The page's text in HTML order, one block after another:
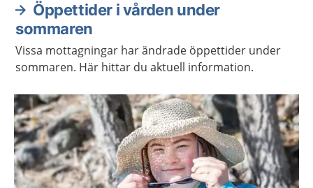
Öppettider i vården under
sommaren
Vissa mottagningar har ändrade öppettider under
sommaren. Här hittar du aktuell information.